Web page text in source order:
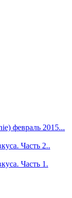
февраль 2015...
Часть 2..
Часть 1.